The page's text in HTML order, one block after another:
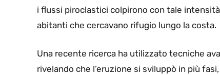
i flussi piroclastici colpirono con tale
abitanti che cercavano rifugio lungo la costa.
Una recente ricerca ha utilizzato tecniche
rivelando che l’eruzione si sviluppò in più